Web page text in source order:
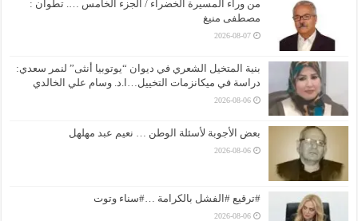
من وراء المسيرة الخضراء / الجزء الخامس …. تطوان :
مصطفى منيغ
2026-08-07
بنية المتخيل الشعري في ديوان “يوتوبيا أنثى” لنمر سعدي:
دراسة في ميكانزمات التخييل…ا.د. وسام علي الخالدي
2026-08-06
بعض الأجوبة لأسئلة الوطن … نعيم عبد مهلهل
2026-08-06
#ترقيع #الفشل بالكرامة …#سناء وتوت
2026-08-06